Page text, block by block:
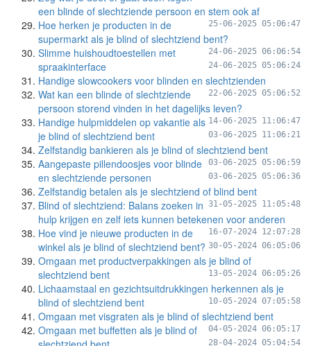
een blinde of slechtziende persoon en stem ook af
25-06-2025 05:06:47
Hoe herken je producten in de
supermarkt als je blind of slechtziend bent?
24-06-2025 06:06:54
Slimme huishoudtoestellen met
spraakinterface
24-06-2025 05:06:24
Handige slowcookers voor blinden en slechtzienden
22-06-2025 05:06:52
Wat kan een blinde of slechtziende
persoon storend vinden in het dagelijks leven?
14-06-2025 11:06:47
Handige hulpmiddelen op vakantie als
je blind of slechtziend bent
03-06-2025 11:06:21
Zelfstandig bankieren als je blind of slechtziend bent
03-06-2025 05:06:59
Aangepaste pillendoosjes voor blinde
en slechtziende personen
03-06-2025 05:06:36
Zelfstandig betalen als je slechtziend of blind bent
31-05-2025 11:05:48
Blind of slechtziend: Balans zoeken in
hulp krijgen en zelf iets kunnen betekenen voor anderen
16-07-2024 12:07:28
Hoe vind je nieuwe producten in de
winkel als je blind of slechtziend bent? 30-05-2024 06:05:06
Omgaan met productverpakkingen als je blind of
slechtziend bent
13-05-2024 06:05:26
Lichaamstaal en gezichtsuitdrukkingen herkennen als je
blind of slechtziend bent
10-05-2024 07:05:58
Omgaan met visgraten als je blind of slechtziend bent
04-05-2024 06:05:17
Omgaan met buffetten als je blind of
28-04-2024 05:04:54